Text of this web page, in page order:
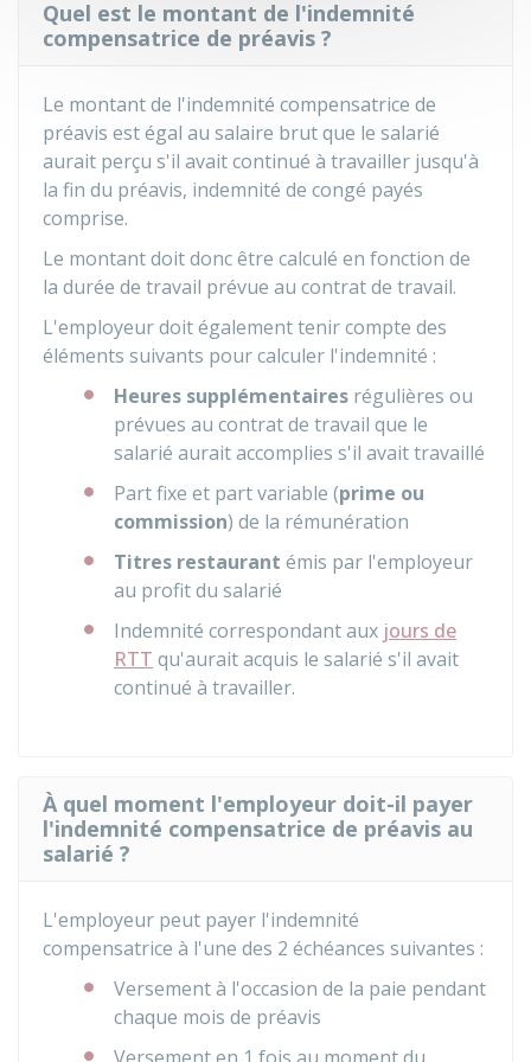
Quel est le montant de l'indemnité
compensatrice de préavis ?
Le montant de l'indemnité compensatrice de
préavis est égal au salaire brut que le salarié
aurait perçu s'il avait continué à travailler jusqu'à
la fin du préavis, indemnité de congé payés
comprise.
Le montant doit donc être calculé en fonction de
la durée de travail prévue au contrat de travail.
L'employeur doit également tenir compte des
éléments suivants pour calculer l'indemnité :
Heures supplémentaires régulières ou
prévues au contrat de travail que le
salarié aurait accomplies s'il avait travaillé
Part fixe et part variable (prime ou
commission) de la rémunération
Titres restaurant émis par l'employeur
au profit du salarié
Indemnité correspondant aux jours de
RTT qu'aurait acquis le salarié s'il avait
continué à travailler.
À quel moment l'employeur doit-il payer
l'indemnité compensatrice de préavis au
salarié ?
L'employeur peut payer l'indemnité
compensatrice à l'une des 2 échéances suivantes :
Versement à l'occasion de la paie pendant
chaque mois de préavis